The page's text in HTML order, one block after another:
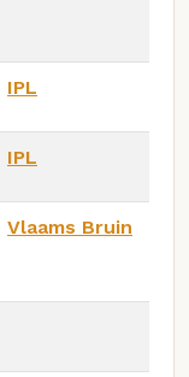
IPL
IPL
Vlaams Bruin